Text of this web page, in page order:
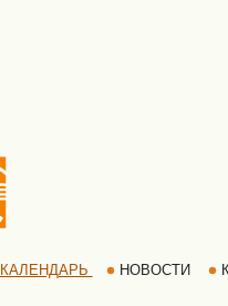
НОВОСТИ